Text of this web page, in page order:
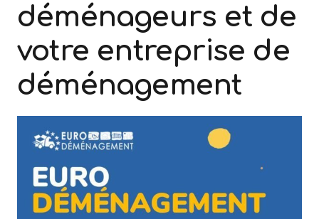
déménageurs et de
votre entreprise de
déménagement